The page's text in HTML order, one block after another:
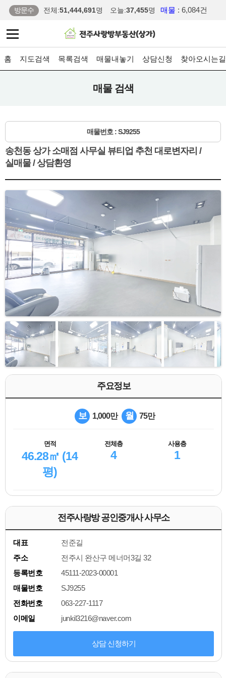
방문수 전체:51,444,691명 오늘:37,455명 매물 : 6,084건
홈 지도검색 목록검색 매물내놓기 상담신청 찾아오시는길
매물 검색
매물번호 : SJ9255
송천동 상가 소매점 사무실 뷰티업 추천 대로변자리 /
실매물 / 상담환영
주요정보
보 1,000만 월 75만
면적
46.28㎡ (14
평)
전체층
4
사용층
1
전주사랑방 공인중개사 사무소
대표
전준길
주소
전주시 완산구 메너머3길 32
등록번호
45111-2023-00001
매물번호
SJ9255
전화번호
063-227-1117
이메일
junkil3216@naver.com
상담 신청하기